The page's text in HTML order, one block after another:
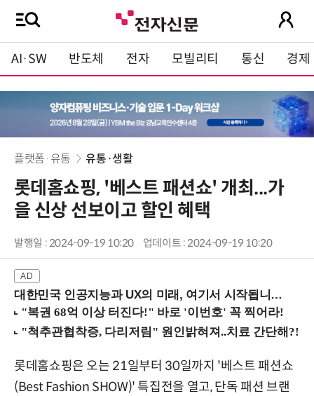
AI·SW 반도체 전자 모빌리티 통신 경제
플랫폼·유통 유통·생활
롯데홈쇼핑, '베스트 패션쇼' 개최...가
을 신상 선보이고 할인 혜택
발행일 : 2024-09-19 10:20 업데이트 : 2024-09-19 10:20
대한민국 인공지능과 UX의 미래, 여기서 시작됩니다! (9/2 강남역)
롯데홈쇼핑은 오는 21일부터 30일까지 '베스트 패션쇼
(Best Fashion SHOW)' 특집전을 열고, 단독 패션 브랜